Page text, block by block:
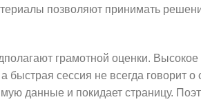
позволяют принимать
грамотной оценки.
быстрая сессия не всегда говорит
данные и покидает страницу.